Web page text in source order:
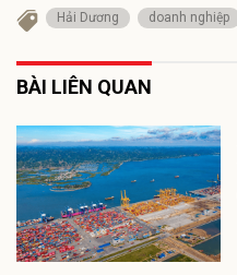
Hải Dương doanh nghiệp
BÀI LIÊN QUAN